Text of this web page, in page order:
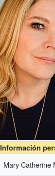
Información
Mary Catherine